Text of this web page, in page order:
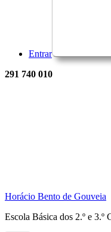
Entrar
291 740
Horácio Bento de Gouveia
Escola Básica dos 2.º e 3.º